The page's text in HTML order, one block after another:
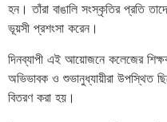
হন। তাঁরা বাঙালি সংস্কৃতির প্রতি
ভূয়সী প্রশংসা করেন।
দিনব্যাপী এই আয়োজনে কলেজের
অভিভাবক ও শুভানুধ্যায়ীরা উপস্থিত
বিতরণ করা হয়।